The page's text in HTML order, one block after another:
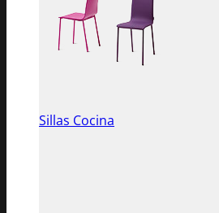
Sillas Cocina